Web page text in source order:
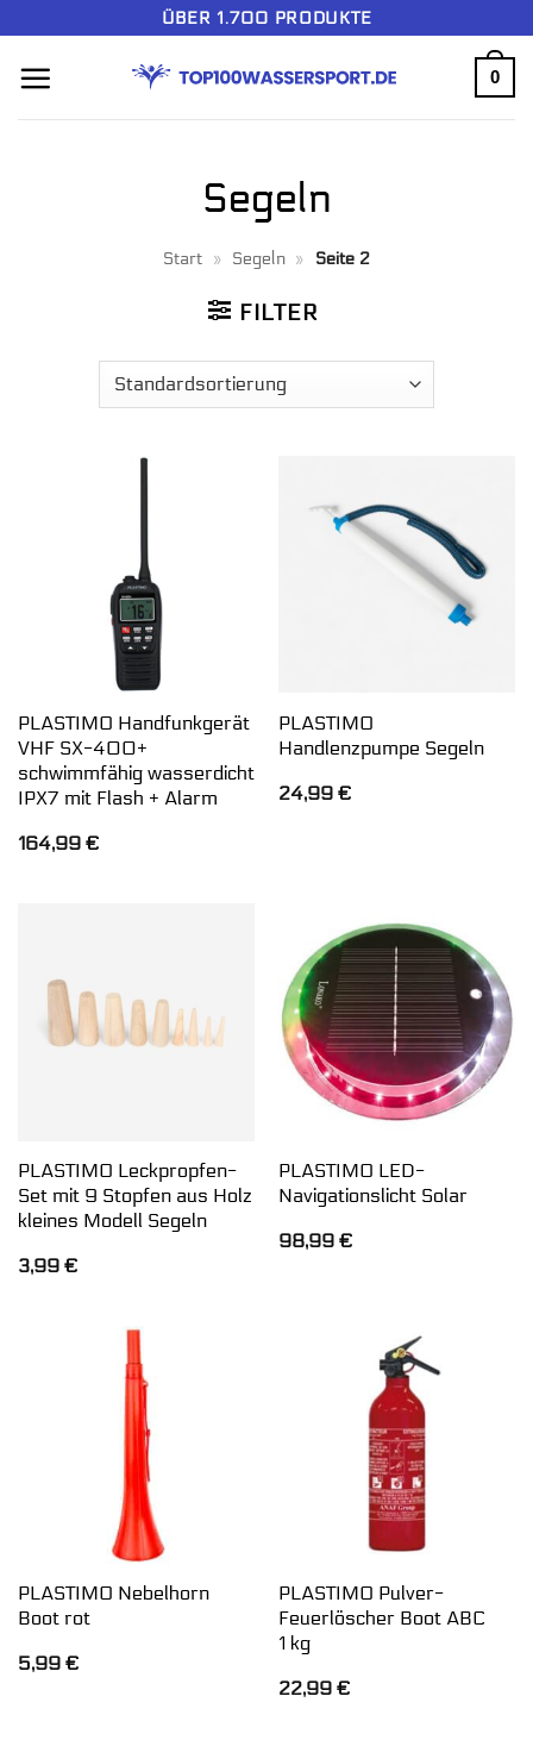
springen
ÜBER 1.700 PRODUKTE
0
Segeln
Start » Segeln » Seite 2
FILTER
PLASTIMO Handfunkgerät
VHF SX-400+
schwimmfähig wasserdicht
IPX7 mit Flash + Alarm
164,99 €
PLASTIMO
Handlenzpumpe Segeln
24,99 €
PLASTIMO Leckpropfen-
Set mit 9 Stopfen aus Holz
kleines Modell Segeln
3,99 €
PLASTIMO LED-
Navigationslicht Solar
98,99 €
PLASTIMO Nebelhorn
Boot rot
5,99 €
PLASTIMO Pulver-
Feuerlöscher Boot ABC
1 kg
22,99 €